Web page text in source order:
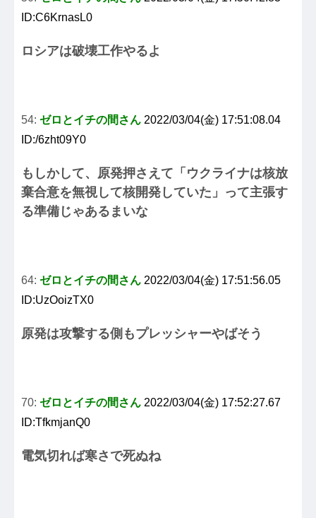
ID:C6KrnasL0
ロシアは破壊工作やるよ
54: ゼロとイチの間さん 2022/03/04(金) 17:51:08.04
ID:/6zht09Y0
もしかして、原発押さえて「ウクライナは核放
棄合意を無視して核開発していた」って主張す
る準備じゃあるまいな
64: ゼロとイチの間さん 2022/03/04(金) 17:51:56.05
ID:UzOoizTX0
原発は攻撃する側もプレッシャーやばそう
70: ゼロとイチの間さん 2022/03/04(金) 17:52:27.67
ID:TfkmjanQ0
電気切れば寒さで死ぬね